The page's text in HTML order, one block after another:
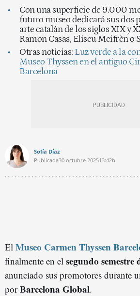
Con una superficie de 9.000
futuro museo dedicará sus dos
arte catalán de los siglos XIX y
Ramon Casas, Eliseu Meifrèn o
Otras noticias: Luz verde a la
Museo Thyssen en el antiguo
Barcelona
Sofía Díaz
Publicada30 octubre 202513:42h
El Museo Carmen Thyssen
finalmente en el segundo semestre
anunciado sus promotores durante
porBarcelona Global.